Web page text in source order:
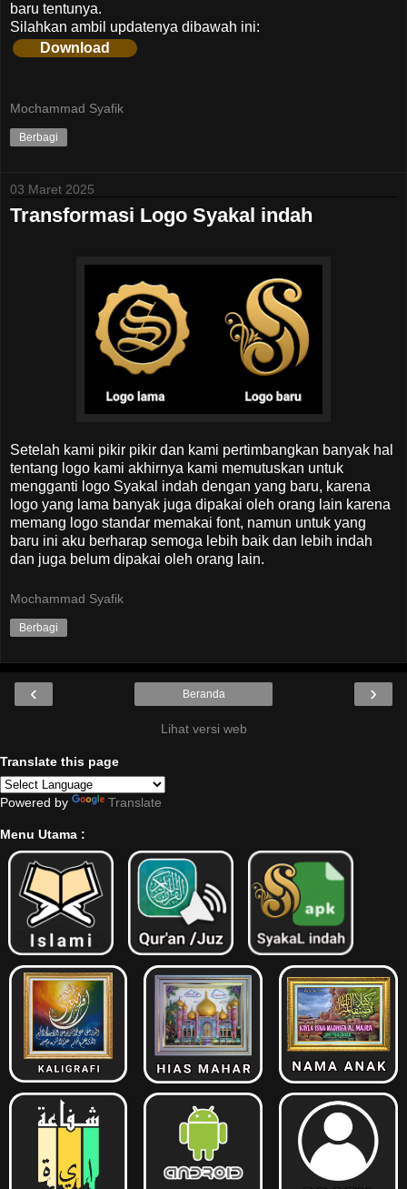
baru tentunya.
Silahkan ambil updatenya dibawah ini:
Download
Mochammad Syafik
Berbagi
03 Maret 2025
Transformasi Logo Syakal indah
Setelah kami pikir pikir dan kami pertimbangkan banyak hal
tentang logo kami akhirnya kami memutuskan untuk
mengganti logo Syakal indah dengan yang baru, karena
logo yang lama banyak juga dipakai oleh orang lain karena
memang logo standar memakai font, namun untuk yang
baru ini aku berharap semoga lebih baik dan lebih indah
dan juga belum dipakai oleh orang lain.
Mochammad Syafik
Berbagi
‹ ›
Beranda
Lihat versi web
Translate this page
Powered by Translate
Menu Utama :